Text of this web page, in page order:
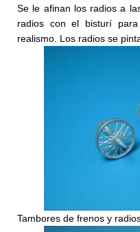
Se le afinan los radios a
radios con el bisturí
realismo. Los radios se
Tambores de frenos y